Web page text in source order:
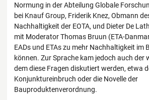
Normung in der Abteilung Globale
bei Knauf Group, Friderik Knez, Obmann
Nachhaltigkeit der EOTA, und Dieter De
mit Moderator Thomas Bruun (ETA-
EADs und ETAs zu mehr Nachhaltigkeit im
können. Zur Sprache kam jedoch auch der
dem diese Fragen diskutiert werden, etwa
Konjunktureinbruch oder die Novelle der
Bauproduktenverordnung.